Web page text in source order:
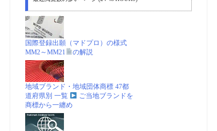
国際登録出願（マドプロ）の様式
MM2～MM21
の解説
地域ブランド・地域団体商標 47都
道府県別 一覧
ご当地ブランドを
商標から一纏め